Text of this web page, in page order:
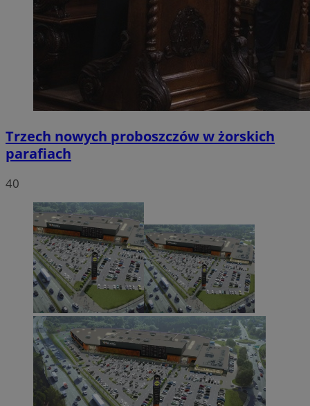
Trzech nowych proboszczów w żorskich
parafiach
40